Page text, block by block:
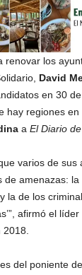
los
David
en 30
hay regiones
a El Diario
varios de sus
amenazas:
la de los
afirmó el
2018.
del poniente